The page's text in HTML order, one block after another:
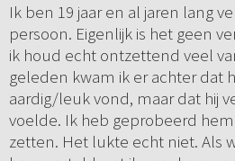
Ik ben 19 jaar en al jaren lang
persoon. Eigenlijk is het geen
ik houd echt ontzettend veel
geleden kwam ik er achter dat
aardig/leuk vond, maar dat hij
voelde. Ik heb geprobeerd
zetten. Het lukte echt niet. Als